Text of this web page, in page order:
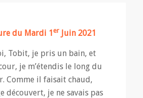
du Mardi 1 er Juin 2021
Tobit, je pris un bain, et
je m’étendis le long du
Comme il faisait chaud,
découvert, je ne savais pas